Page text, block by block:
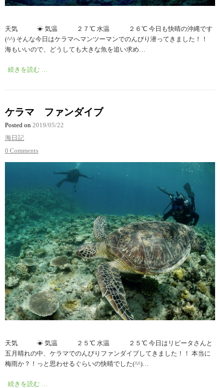
天気 ☀︎ 気温 ２７℃ 水温 ２６℃ 今日も快晴の沖縄です
(^^) そんな今日はケラマへマンツーマンでのんびり潜ってきました！！
海もいいので、どうしても大きな魚を追い求め…
続きを読む …
ケラマ ファンダイブ
Posted on 2019/05/22
海日記
0 Comments
天気 ☀︎ 気温 ２５℃ 水温 ２５℃ 今日はリピータさんと
五月晴れの中、ケラマでのんびりファンダイブしてきました！！ 本当に
梅雨か？！っと思わせるぐらいの快晴でした(^^)…
続きを読む …